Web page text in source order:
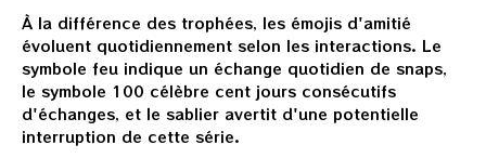
À la différence des trophées, les émojis d'amitié
évoluent quotidiennement selon les interactions. Le
symbole feu indique un échange quotidien de snaps,
le symbole 100 célèbre cent jours consécutifs
d'échanges, et le sablier avertit d'une potentielle
interruption de cette série.